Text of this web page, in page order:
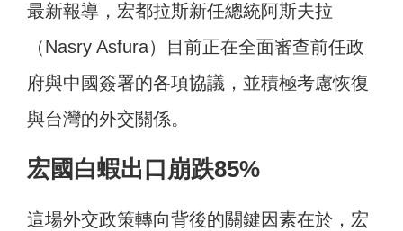
最新報導，宏都拉斯新任總統阿斯夫拉
（Nasry Asfura）目前正在全面審查前任政
府與中國簽署的各項協議，並積極考慮恢復
與台灣的外交關係。
宏國白蝦出口崩跌85%
這場外交政策轉向背後的關鍵因素在於，宏